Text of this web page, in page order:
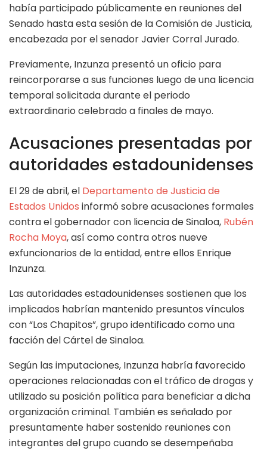
había participado públicamente en reuniones del
Senado hasta esta sesión de la Comisión de Justicia,
encabezada por el senador Javier Corral Jurado.
Previamente, Inzunza presentó un oficio para
reincorporarse a sus funciones luego de una licencia
temporal solicitada durante el periodo
extraordinario celebrado a finales de mayo.
Acusaciones presentadas por
autoridades estadounidenses
El 29 de abril, el Departamento de Justicia de
Estados Unidos informó sobre acusaciones formales
contra el gobernador con licencia de Sinaloa, Rubén
Rocha Moya, así como contra otros nueve
exfuncionarios de la entidad, entre ellos Enrique
Inzunza.
Las autoridades estadounidenses sostienen que los
implicados habrían mantenido presuntos vínculos
con “Los Chapitos”, grupo identificado como una
facción del Cártel de Sinaloa.
Según las imputaciones, Inzunza habría favorecido
operaciones relacionadas con el tráfico de drogas y
utilizado su posición política para beneficiar a dicha
organización criminal. También es señalado por
presuntamente haber sostenido reuniones con
integrantes del grupo cuando se desempeñaba